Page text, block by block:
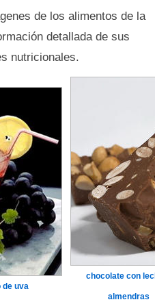
de los alimentos de la
detallada de sus
nutricionales.
de uva
chocolate con
almendras